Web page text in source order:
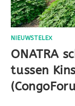
NIEUWSTELEX
ONATRA
tussen